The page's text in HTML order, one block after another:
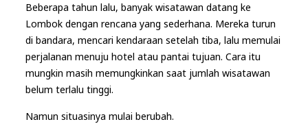
Beberapa tahun lalu, banyak wisatawan datang ke
Lombok dengan rencana yang sederhana. Mereka turun
di bandara, mencari kendaraan setelah tiba, lalu memulai
perjalanan menuju hotel atau pantai tujuan. Cara itu
mungkin masih memungkinkan saat jumlah wisatawan
belum terlalu tinggi.
Namun situasinya mulai berubah.